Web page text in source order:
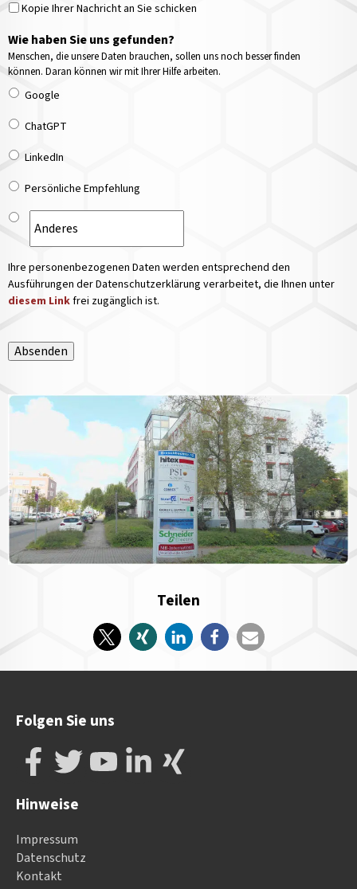
Kopie Ihrer Nachricht an Sie schicken
Wie haben Sie uns gefunden?
Menschen, die unsere Daten brauchen, sollen uns noch besser finden
können. Daran können wir mit Ihrer Hilfe arbeiten.
Google
ChatGPT
LinkedIn
Persönliche Empfehlung
Ihre personenbezogenen Daten werden entsprechend den
Ausführungen der Datenschutzerklärung verarbeitet, die Ihnen unter
diesem Linkfrei zugänglich ist.
Absenden
Teilen
Folgen Sie uns
Hinweise
Impressum
Datenschutz
Kontakt